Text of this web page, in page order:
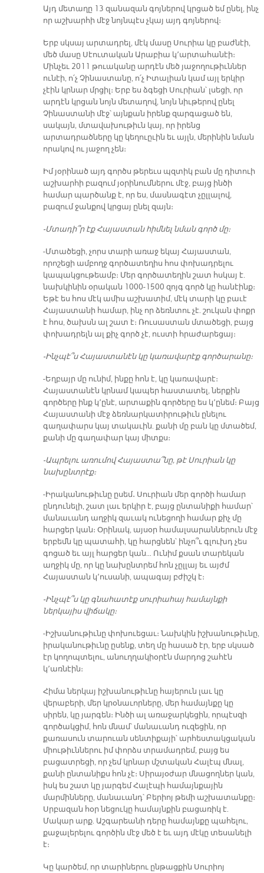
Այդ մետաղը 13 զանազան գոյներով կրցած եմ ընել, ինչ
որ աշխարհի մէջ նոյնպէս չկայ այդ գոյներով։
Երբ սկսայ արտադրել, մէկ մասը Սուրիա կը բաժնէի,
մեծ մասը Սէուտական Արաբիա կ՚արտահանէի։
Մինչեւ 2011 թուականը արդէն մեծ յաջողութիւններ
ունէի, ո՛չ Չինաստանը, ո՛չ Իտալիան կամ այլ երկիր
չէին կրնար մրցիլ։ Երբ ես ձգեցի Սուրիան՝ լսեցի, որ
արդէն կրցան նոյն մետաղով, նոյն նիւթերով ընել
Չինաստանի մէջ՝ այնքան իրենք զարգացած են,
սակայն, մտավախութիւն կայ, որ իրենց
արտադրածները կը կեղուըւին եւ այլն, մերինին նման
որակով ու յաջող չեն։
Իմ յօրինած այդ գործս թերեւս պզտիկ բան մը դիտուի
աշխարհի բազում յօրինումներու մէջ, բայց ինծի
համար պարծանք է, որ ես, մասնագէտ չըլլալով,
բազում ջանքով կրցայ ընել զայն։
-Մտադի՞ր էք Հայաստան հիմնել նման գործ մը։
-Մտածեցի, չորս տարի առաջ եկայ Հայաստան,
որոշեցի ամբողջ գործատեղիս հոս փոխադրելու
կապակցութեամբ։ Մեր գործատեղին շատ հսկայ է.
նախկինին օրական 1000-1500 զոյգ գործ կը հանէինք։
Եթէ ես հոս մէկ ամիս աշխատիմ, մէկ տարի կը բաւէ
Հայաստանի համար, ինչ որ ձեռնտու չէ. շուկան փոքր
է հոս, ծախսն ալ շատ է։ Ռուսաստան մտածեցի, բայց
փոխադրելն ալ քիչ գործ չէ, ուստի հրաժարեցայ։
-Ինչպէ՞ս Հայաստանէն կը կառավարէք գործարանը։
-Եղբայր մը ունիմ, ինքը հոն է, կը կառավարէ։
Հայաստանէն կրնամ կապեր հաստատել, ներքին
գործերը ինք կ՚ընէ, արտաքին գործերը ես կ՚ընեմ։ Բայց
Հայաստանի մէջ ձեռնարկատիրութիւն ընելու
գաղափարս կայ տակաւին. քանի մը բան կը մտածեմ,
քանի մը գաղափար կայ միտքս։
-Ապրելու առումով Հայաստա՞նը, թէ Սուրիան կը
նախընտրէք։
-Իրականութիւնը ըսեմ․ Սուրիան մեր գործի համար
ընդունելի, շատ լաւ երկիր է, բայց ընտանիքի համար՝
մանաւանդ աղջիկ զաւակ ունեցողի համար քիչ մը
հարցեր կան։ Օրինակ, այսօր համալսարաններուն մէջ
երբեմն կը պատահի, կը հարցնեն՝ ինչո՞ւ գլուխդ չես
գոցած եւ այլ հարցեր կան… Ունիմ քսան տարեկան
աղջիկ մը, որ կը նախընտրեմ հոն չըլլայ եւ այժմ
Հայաստան կ՚ուսանի, ապագայ բժիշկ է։
-Ինչպէ՞ս կը գնահատէք սուրիահայ համայնքի
ներկայիս վիճակը։
-Իշխանութիւնը փոխուեցաւ։ Նախկին իշխանութիւնը,
իրականութիւնը ըսենք, տեղ մը հասած էր, երբ սկսած
էր կողոպտելու, անուղղակիօրէն մարդոց շահէն
կ՚առնէին։
Հիմա ներկայ իշխանութիւնը հայերուն լաւ կը
վերաբերի, մեր կրօնաւորները, մեր համայնքը կը
սիրեն, կը յարգեն։ Ինծի ալ առաջարկեցին, որպէսզի
գործակցիմ, հոն մնամ՝ մանաւանդ ուզեցին, որ
քառասուն տարուան սենտիքայի՝ արհեստակցական
միութիւններու իմ փորձս տրամադրեմ, բայց ես
բացատրեցի, որ չեմ կրնար մշտական Հալէպ մնալ,
քանի ընտանիքս հոն չէ։ Սիրայօժար մնացողներ կան,
իսկ ես շատ կը յարգեմ Հալէպի համայնքային
մարմինները, մանաւանդ՝ Բերիոյ թեմի աշխատանքը։
Սրբազան հօր նեցուկը համայնքին բացառիկ է.
Մակար արք. Աշգարեանի դերը համայնքը պահելու,
քաջալերելու գործին մէջ մեծ է եւ այդ մէկը տեսանելի
է։
Կը կարծեմ, որ տարիներու ընթացքին Սուրիոյ